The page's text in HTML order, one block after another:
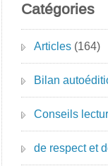
Catégories
Articles (164)
Bilan
Conseils
de respect et